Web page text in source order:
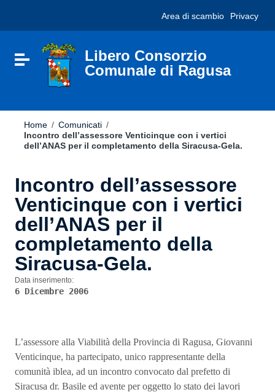
sito
include
Vai al footer
Area di scambio Privacy
Attiva / disattiva la navigazione
Libero Consorzio
Comunale di Ragusa
Home / Comunicati /
Incontro dell’assessore Venticinque con i vertici
dell’ANAS per il completamento della Siracusa-Gela.
Incontro dell’assessore
Venticinque con i vertici
dell’ANAS per il
completamento della
Siracusa-Gela.
Data inserimento:
6 Dicembre 2006
L’assessore alla Viabilità della Provincia di Ragusa, Giovanni
Venticinque, ha partecipato, unico rappresentante della
comunità iblea, ad un incontro convocato dal prefetto di
Siracusa dr. Basile ed avente per oggetto lo stato dei lavori